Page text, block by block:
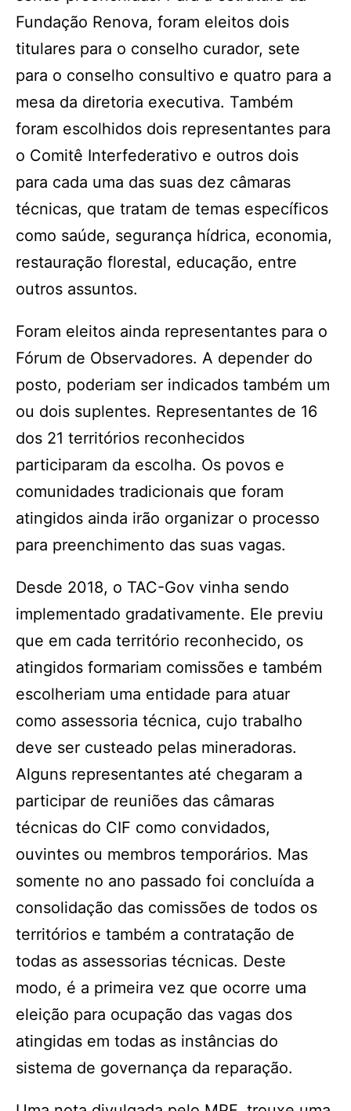
Fundação Renova, foram eleitos dois
titulares para o conselho curador, sete
para o conselho consultivo e quatro para a
mesa da diretoria executiva. Também
foram escolhidos dois representantes para
o Comitê Interfederativo e outros dois
para cada uma das suas dez câmaras
técnicas, que tratam de temas específicos
como saúde, segurança hídrica, economia,
restauração florestal, educação, entre
outros assuntos.
Foram eleitos ainda representantes para o
Fórum de Observadores. A depender do
posto, poderiam ser indicados também um
ou dois suplentes. Representantes de 16
dos 21 territórios reconhecidos
participaram da escolha. Os povos e
comunidades tradicionais que foram
atingidos ainda irão organizar o processo
para preenchimento das suas vagas.
Desde 2018, o TAC-Gov vinha sendo
implementado gradativamente. Ele previu
que em cada território reconhecido, os
atingidos formariam comissões e também
escolheriam uma entidade para atuar
como assessoria técnica, cujo trabalho
deve ser custeado pelas mineradoras.
Alguns representantes até chegaram a
participar de reuniões das câmaras
técnicas do CIF como convidados,
ouvintes ou membros temporários. Mas
somente no ano passado foi concluída a
consolidação das comissões de todos os
territórios e também a contratação de
todas as assessorias técnicas. Deste
modo, é a primeira vez que ocorre uma
eleição para ocupação das vagas dos
atingidas em todas as instâncias do
sistema de governança da reparação.